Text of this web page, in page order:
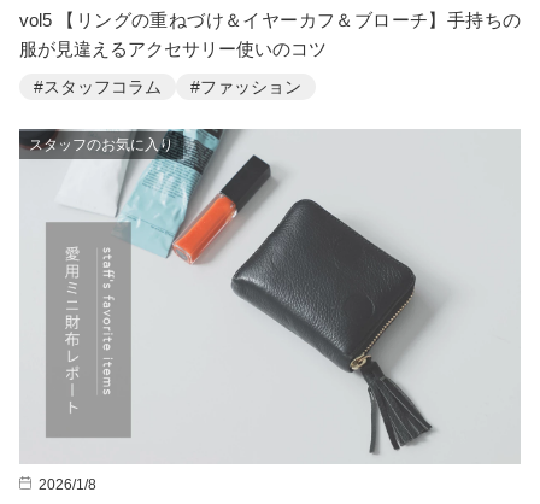
vol5 【リングの重ねづけ＆イヤーカフ＆ブローチ】手持ちの
服が見違えるアクセサリー使いのコツ
#スタッフコラム #ファッション
スタッフのお気に入り
2026/1/8